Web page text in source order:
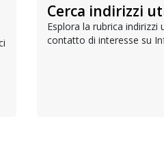
Inclusione e
giovani con
Cerca indirizzi
Esplora la rubrica
contatto di interesse su